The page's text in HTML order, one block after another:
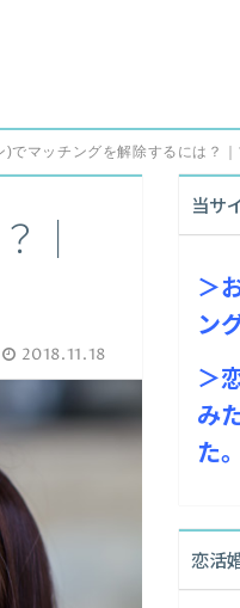
)でマッチングを解除するには？
｜
2018.11.18
当サ
＞
ン
＞
み
た
恋活